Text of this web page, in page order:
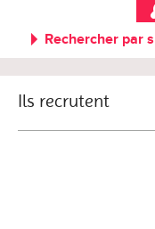
Rechercher par
Ils recrutent